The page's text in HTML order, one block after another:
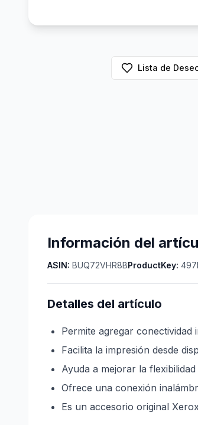
Lista de
Información del
ASIN: BUQ72VHR8BProductKey:
Detalles del artículo
Permite agregar
Facilita la impresión desde
Ayuda a mejorar la
Ofrece una conexión
Es un accesorio original